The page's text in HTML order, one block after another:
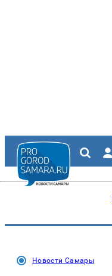
Новости Самары